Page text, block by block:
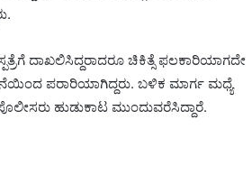
ದಾಖಲಿಸಿದ್ದರಾದರೂ ಚಿಕಿತ್ಸೆ ಫಲಕಾರಿಯಾಗದೇ
ಪರಾರಿಯಾಗಿದ್ದರು. ಬಳಿಕ ಮಾರ್ಗ ಮಧ್ಯೆ
ಹುಡುಕಾಟ ಮುಂದುವರೆಸಿದ್ದಾರೆ.